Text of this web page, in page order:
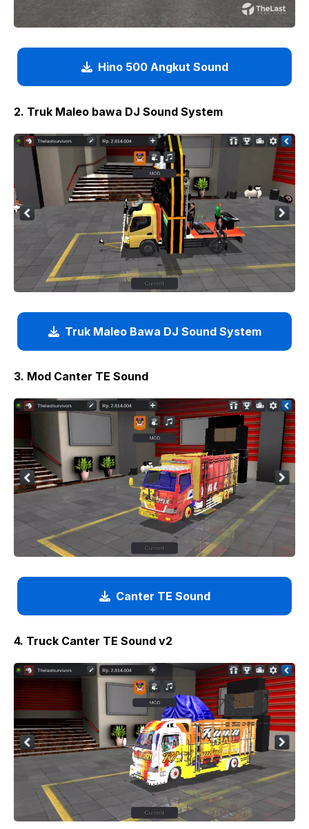
Hino 500 Angkut Sound
2. Truk Maleo bawa DJ Sound System
Truk Maleo Bawa DJ Sound System
3. Mod Canter TE Sound
Canter TE Sound
4. Truck Canter TE Sound v2